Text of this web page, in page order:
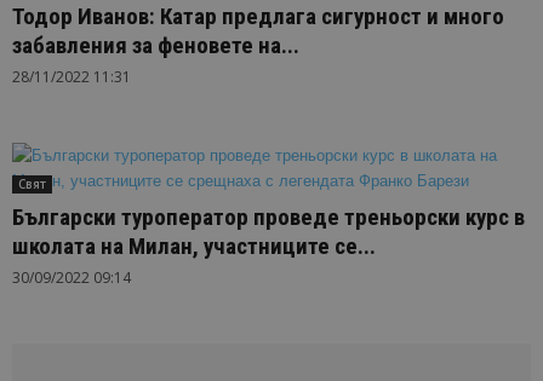
Тодор Иванов: Катар предлага сигурност и много
забавления за феновете на...
28/11/2022 11:31
Свят
Български туроператор проведе треньорски курс в
школата на Милан, участниците се...
30/09/2022 09:14